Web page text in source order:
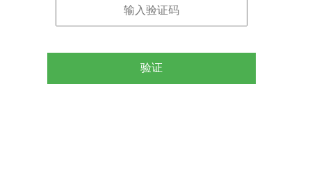
验证